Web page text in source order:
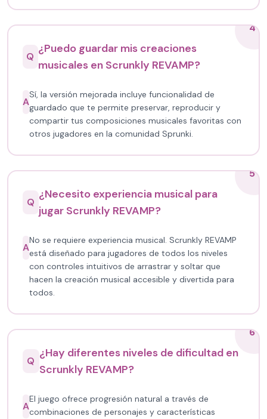
4
Q
¿Puedo guardar mis creaciones
musicales en Scrunkly REVAMP?
A
Sí, la versión mejorada incluye funcionalidad de
guardado que te permite preservar, reproducir y
compartir tus composiciones musicales favoritas con
otros jugadores en la comunidad Sprunki.
5
Q
¿Necesito experiencia musical para
jugar Scrunkly REVAMP?
A
No se requiere experiencia musical. Scrunkly REVAMP
está diseñado para jugadores de todos los niveles
con controles intuitivos de arrastrar y soltar que
hacen la creación musical accesible y divertida para
todos.
6
Q
¿Hay diferentes niveles de dificultad en
Scrunkly REVAMP?
A
El juego ofrece progresión natural a través de
combinaciones de personajes y características